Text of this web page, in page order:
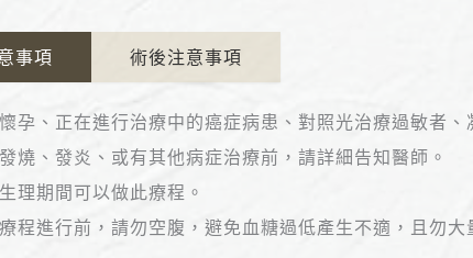
事項 術後注意事項
懷孕、正在進行治療中的癌症病患、對照光治療過敏者
發燒、發炎、或有其他病症治療前，請詳細告知醫師。
生理期間可以做此療程。
療程進行前，請勿空腹，避免血糖過低產生不適，且勿大